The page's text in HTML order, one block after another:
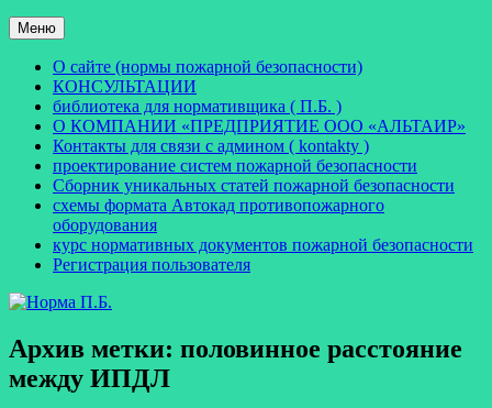
Меню
О сайте (нормы пожарной безопасности)
КОНСУЛЬТАЦИИ
библиотека для нормативщика ( П.Б. )
О КОМПАНИИ «ПРЕДПРИЯТИЕ ООО «АЛЬТАИР»
Контакты для связи с админом ( kontakty )
проектирование систем пожарной безопасности
Сборник уникальных статей пожарной безопасности
схемы формата Автокад противопожарного
оборудования
курс нормативных документов пожарной безопасности
Регистрация пользователя
Архив метки: половинное расстояние
между ИПДЛ